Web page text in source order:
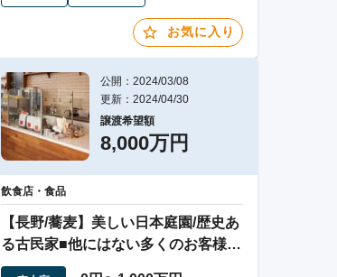
お気に入り
公開：2024/03/08
更新：2024/04/30
譲渡希望額
8,000万円
飲食店・食品
【長野/蕎麦】美しい日本庭園/歴史あ
る古民家■他にはない多くのお客様を
癒すお店